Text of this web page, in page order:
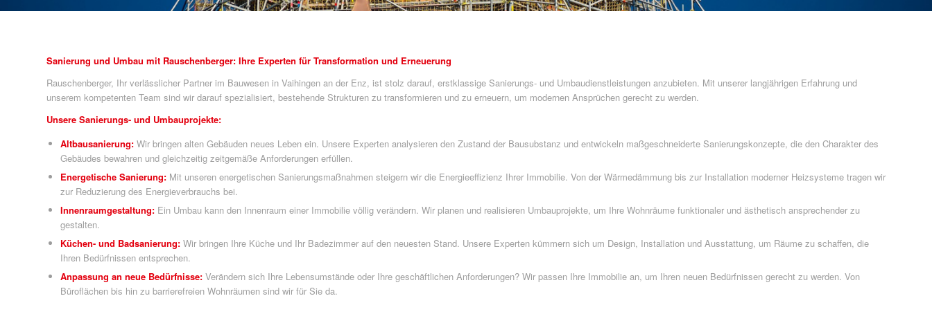
Sanierung und Umbau mit Rauschenberger: Ihre Experten für Transformation und Erneuerung
Rauschenberger, Ihr verlässlicher Partner im Bauwesen in Vaihingen an der Enz, ist stolz darauf, erstklassige Sanierungs- und Umbaudienstleistungen anzubieten. Mit unserer langjährigen Erfahrung und
unserem kompetenten Team sind wir darauf spezialisiert, bestehende Strukturen zu transformieren und zu erneuern, um modernen Ansprüchen gerecht zu werden.
Unsere Sanierungs- und Umbauprojekte:
Altbausanierung: Wir bringen alten Gebäuden neues Leben ein. Unsere Experten analysieren den Zustand der Bausubstanz und entwickeln maßgeschneiderte Sanierungskonzepte, die den Charakter des
Gebäudes bewahren und gleichzeitig zeitgemäße Anforderungen erfüllen.
Energetische Sanierung: Mit unseren energetischen Sanierungsmaßnahmen steigern wir die Energieeffizienz Ihrer Immobilie. Von der Wärmedämmung bis zur Installation moderner Heizsysteme tragen wir
zur Reduzierung des Energieverbrauchs bei.
Innenraumgestaltung: Ein Umbau kann den Innenraum einer Immobilie völlig verändern. Wir planen und realisieren Umbauprojekte, um Ihre Wohnräume funktionaler und ästhetisch ansprechender zu
gestalten.
Küchen- und Badsanierung: Wir bringen Ihre Küche und Ihr Badezimmer auf den neuesten Stand. Unsere Experten kümmern sich um Design, Installation und Ausstattung, um Räume zu schaffen, die
Ihren Bedürfnissen entsprechen.
Anpassung an neue Bedürfnisse: Verändern sich Ihre Lebensumstände oder Ihre geschäftlichen Anforderungen? Wir passen Ihre Immobilie an, um Ihren neuen Bedürfnissen gerecht zu werden. Von
Büroflächen bis hin zu barrierefreien Wohnräumen sind wir für Sie da.